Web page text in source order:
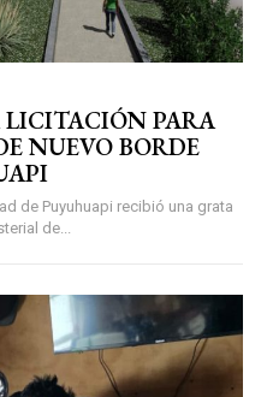
LICITACIÓN PARA
NUEVO BORDE
de Puyuhuapi recibió una grata
de...